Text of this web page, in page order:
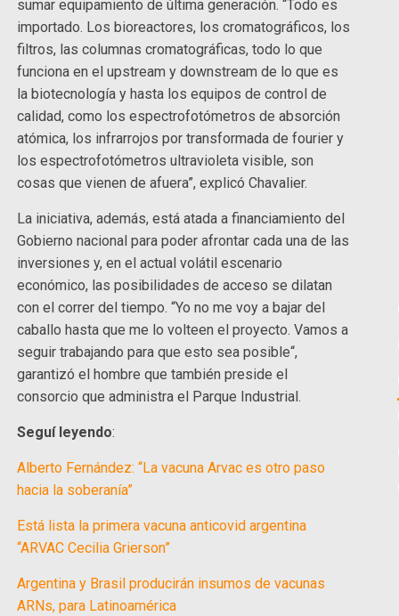
sumar equipamiento de última generación. “Todo es
importado. Los bioreactores, los cromatográficos, los
filtros, las columnas cromatográficas, todo lo que
funciona en el upstream y downstream de lo que es
la biotecnología y hasta los equipos de control de
calidad, como los espectrofotómetros de absorción
atómica, los infrarrojos por transformada de fourier y
los espectrofotómetros ultravioleta visible, son
cosas que vienen de afuera”, explicó Chavalier.
La iniciativa, además, está atada a financiamiento del
Gobierno nacional para poder afrontar cada una de las
inversiones y, en el actual volátil escenario
económico, las posibilidades de acceso se dilatan
con el correr del tiempo. “Yo no me voy a bajar del
caballo hasta que me lo volteen el proyecto. Vamos a
seguir trabajando para que esto sea posible“,
garantizó el hombre que también preside el
consorcio que administra el Parque Industrial.
Seguí leyendo:
Alberto Fernández: “La vacuna Arvac es otro paso
hacia la soberanía”
Está lista la primera vacuna anticovid argentina
“ARVAC Cecilia Grierson”
Argentina y Brasil producirán insumos de vacunas
ARNs, para Latinoamérica